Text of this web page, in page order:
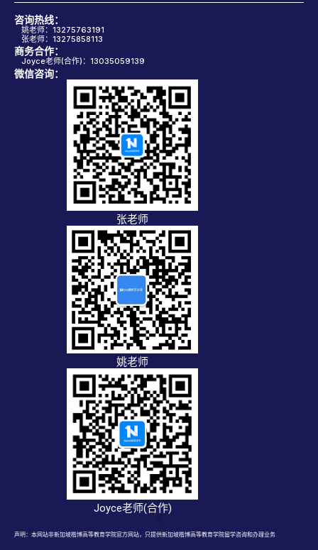
咨询热线：
姚老师：13275763191
张老师：13275858113
商务合作：
Joyce老师(合作)：13035059139
微信咨询：
张老师
姚老师
Joyce老师(合作)
声明：本网站非新加坡楷博高等教育学院官方网站，只提供新加坡楷博高等教育学院留学咨询和办理业务.